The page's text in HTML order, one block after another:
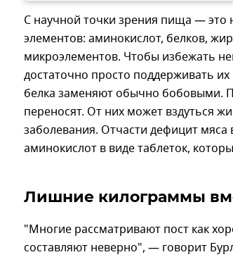
С научной точки зрения пища — это
элементов: аминокислот, белков,
микроэлементов. Чтобы избежать
достаточно просто поддерживать
белка заменяют обычно бобовыми.
переносят. От них может вздуться
заболевания. Отчасти дефицит
аминокислот в виде таблеток,
Лишние килограммы
"Многие рассматривают пост как
составляют неверно", — говорит